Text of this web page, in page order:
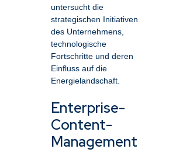
Modernisierung
untersucht die
strategischen Initiativen
des Unternehmens,
technologische
Fortschritte und deren
Einfluss auf die
Energielandschaft.
Enterprise-
Content-
Management